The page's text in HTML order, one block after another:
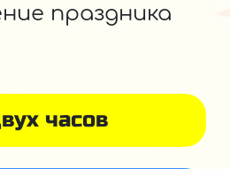
часов
праздника